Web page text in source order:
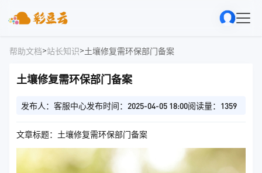
帮助文档>站长知识>土壤修复需环保部门备案
土壤修复需环保部门备案
发布人：客服中心发布时间：2025-04-05 18:00阅读量：1359
文章标题：土壤修复需环保部门备案